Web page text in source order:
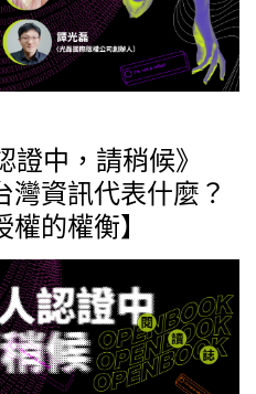
證中，請稍候》
灣資訊代表什麼？
的權衡】